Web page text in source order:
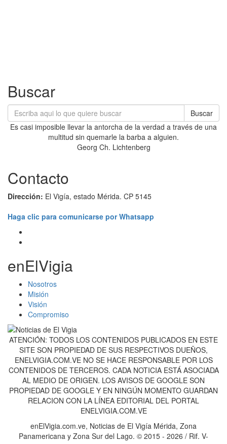
Buscar
Buscar
Es casi imposible llevar la antorcha de la verdad a través de una
multitud sin quemarle la barba a alguien.
Georg Ch. Lichtenberg
Contacto
Dirección: El Vigía, estado Mérida. CP 5145
Haga clic para comunicarse por Whatsapp
enElVigia
Nosotros
Misión
Visión
Compromiso
ATENCIÓN: TODOS LOS CONTENIDOS PUBLICADOS EN ESTE
SITE SON PROPIEDAD DE SUS RESPECTIVOS DUEÑOS,
ENELVIGIA.COM.VE NO SE HACE RESPONSABLE POR LOS
CONTENIDOS DE TERCEROS. CADA NOTICIA ESTÁ ASOCIADA
AL MEDIO DE ORIGEN. LOS AVISOS DE GOOGLE SON
PROPIEDAD DE GOOGLE Y EN NINGÚN MOMENTO GUARDAN
RELACION CON LA LÍNEA EDITORIAL DEL PORTAL
ENELVIGIA.COM.VE
enElVigia.com.ve, Noticias de El Vigía Mérida, Zona
Panamericana y Zona Sur del Lago. © 2015 - 2026 / Rif. V-